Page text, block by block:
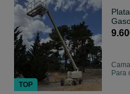
Para
TOP